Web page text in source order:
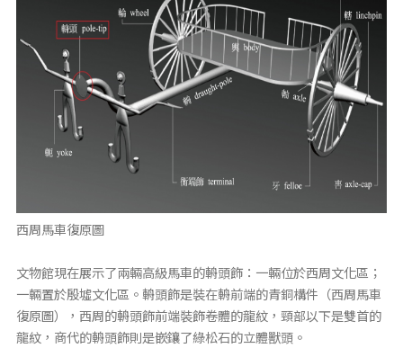
西周馬車復原圖
文物館現在展示了兩輛高級馬車的輈頭飾：一輛位於西周文化區；
一輛置於殷墟文化區。輈頭飾是裝在輈前端的青銅構件（西周馬車
復原圖），西周的輈頭飾前端裝飾卷體的龍紋，頸部以下是雙首的
龍紋，商代的輈頭飾則是嵌鑲了綠松石的立體獸頭。